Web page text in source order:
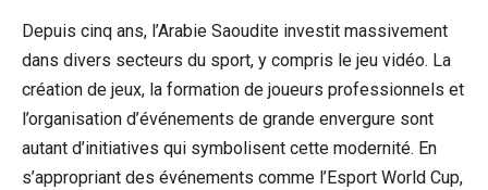
Depuis cinq ans, l’Arabie Saoudite investit massivement
dans divers secteurs du sport, y compris le jeu vidéo. La
création de jeux, la formation de joueurs professionnels et
l’organisation d’événements de grande envergure sont
autant d’initiatives qui symbolisent cette modernité. En
s’appropriant des événements comme l’Esport World Cup,